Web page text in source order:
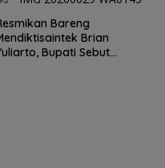
Bareng
Brian
Bupati Sebut